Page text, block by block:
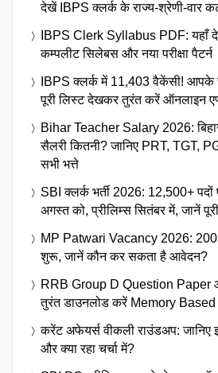
देखें IBPS क्लर्क के राज्य-श्रेणी-
IBPS Clerk Syllabus PDF: यहाँ
कम्पलीट सिलेबस और नया परीक्षा पैटर्न
IBPS क्लर्क में 11,403 वैकेंसी! आपके
पूरी लिस्ट देखकर तुरंत करें ऑनलाइन
Bihar Teacher Salary 2026:
सैलरी कितनी? जानिए PRT, TGT,
सभी भत्ते
SBI क्लर्क भर्ती 2026: 12,500+
अगस्त को, प्रीलिम्स सितंबर में, जानें पूरी
MP Patwari Vacancy 2026: 200
शुरू, जानें कौन कर सकता है आवेदन?
RRB Group D Question Paper
तुरंत डाउनलोड करें Memory
करेंट अफेयर्स वीकली राउंडअप: जानिए
और क्या रहा चर्चा में?